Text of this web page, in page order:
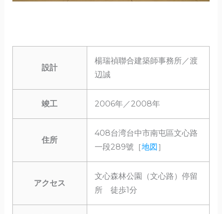
設計
楊瑞禎聯合建築師事務所／渡
辺誠
竣工 2006年／2008年
住所
408台湾台中市南屯區文心路
一段289號［地図］
アクセス
文心森林公園（文心路）停留
所 徒歩1分